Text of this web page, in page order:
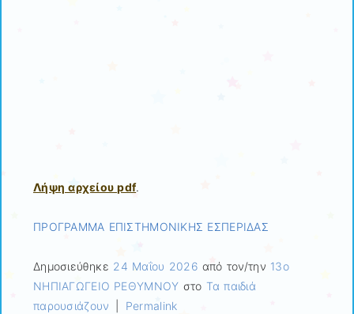
Λήψη αρχείου pdf.
ΠΡΟΓΡΑΜΜΑ ΕΠΙΣΤΗΜΟΝΙΚΗΣ ΕΣΠΕΡΙΔΑΣ
Δημοσιεύθηκε 24 Μαΐου 2026 από τον/την 13ο
ΝΗΠΙΑΓΩΓΕΙΟ ΡΕΘΥΜΝΟΥ στο Τα παιδιά
παρουσιάζουν
Permalink